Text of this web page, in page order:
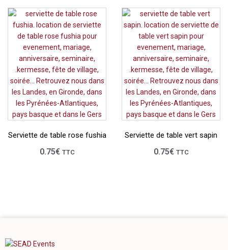
Serviette de table rose fushia
0.75€ TTC
Serviette de table vert sapin
0.75€ TTC